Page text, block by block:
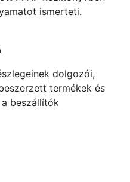
ismerteti.
dolgozói,
termékek és
beszállítók